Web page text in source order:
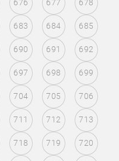
676 677 678
683 684 685
690 691 692
697 698 699
704 705 706
711 712 713
718 719 720